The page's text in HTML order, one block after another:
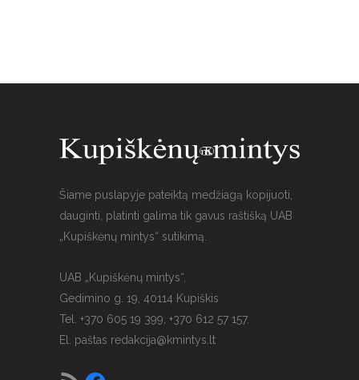
Šiame puslapyje pateiktą medžiagą kopijuoti,
dauginti, platinti galima tik gavus raštišką UAB
„Kupiškėnų mintys“ sutikimą.
UAB „Kupiškėnų mintys“,
Gedimino g. 19, 40114 Kupiškis
Tel. +370 605 19 399, +370 612 57 157.
El. paštas redakcija@kmintys.lt